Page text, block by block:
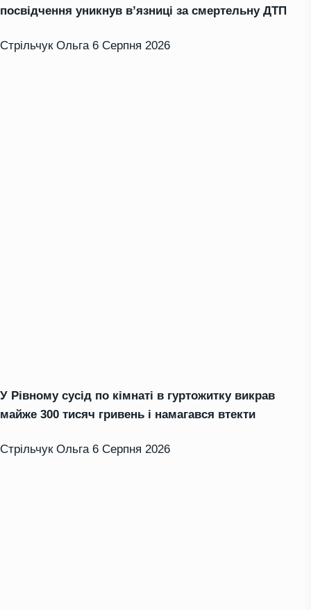
посвідчення уникнув в’язниці за смертельну ДТП
Стрільчук Ольга 6 Серпня 2026
У Рівному сусід по кімнаті в гуртожитку викрав
майже 300 тисяч гривень і намагався втекти
Стрільчук Ольга 6 Серпня 2026